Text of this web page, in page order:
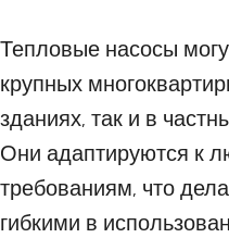
Тепловые насосы
крупных
зданиях, так и в
Они адаптируются к
требованиям, что
гибкими в